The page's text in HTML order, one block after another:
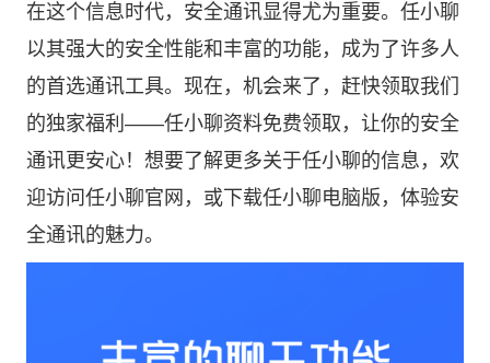
在这个信息时代，安全通讯显得尤为重要。任小聊
以其强大的安全性能和丰富的功能，成为了许多人
的首选通讯工具。现在，机会来了，赶快领取我们
的独家福利——任小聊资料免费领取，让你的安全
通讯更安心！想要了解更多关于任小聊的信息，欢
迎访问任小聊官网，或下载任小聊电脑版，体验安
全通讯的魅力。